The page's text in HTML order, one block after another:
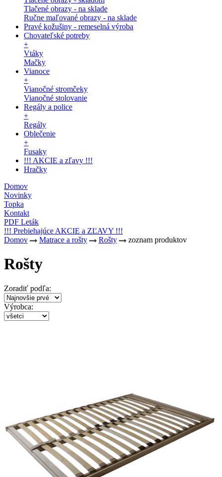
Tlačené obrazy - na sklade
Ručne maľované obrazy - na sklade
Pravé kožušiny - remeselná výroba
Chovateľské potreby
+
Vtáky
Mačky
Vianoce
+
Vianočné stromčeky
Vianočné stolovanie
Regály a police
+
Regály
Oblečenie
+
Fusaky
!!! AKCIE a zľavy !!!
Hračky
Domov
Novinky
Topka
Kontakt
PDF Leták
!!! Prebiehajúce AKCIE a ZĽAVY !!!
Domov
Matrace a rošty Rošty zoznam produktov
Rošty
Zoradiť podľa:
Výrobca: